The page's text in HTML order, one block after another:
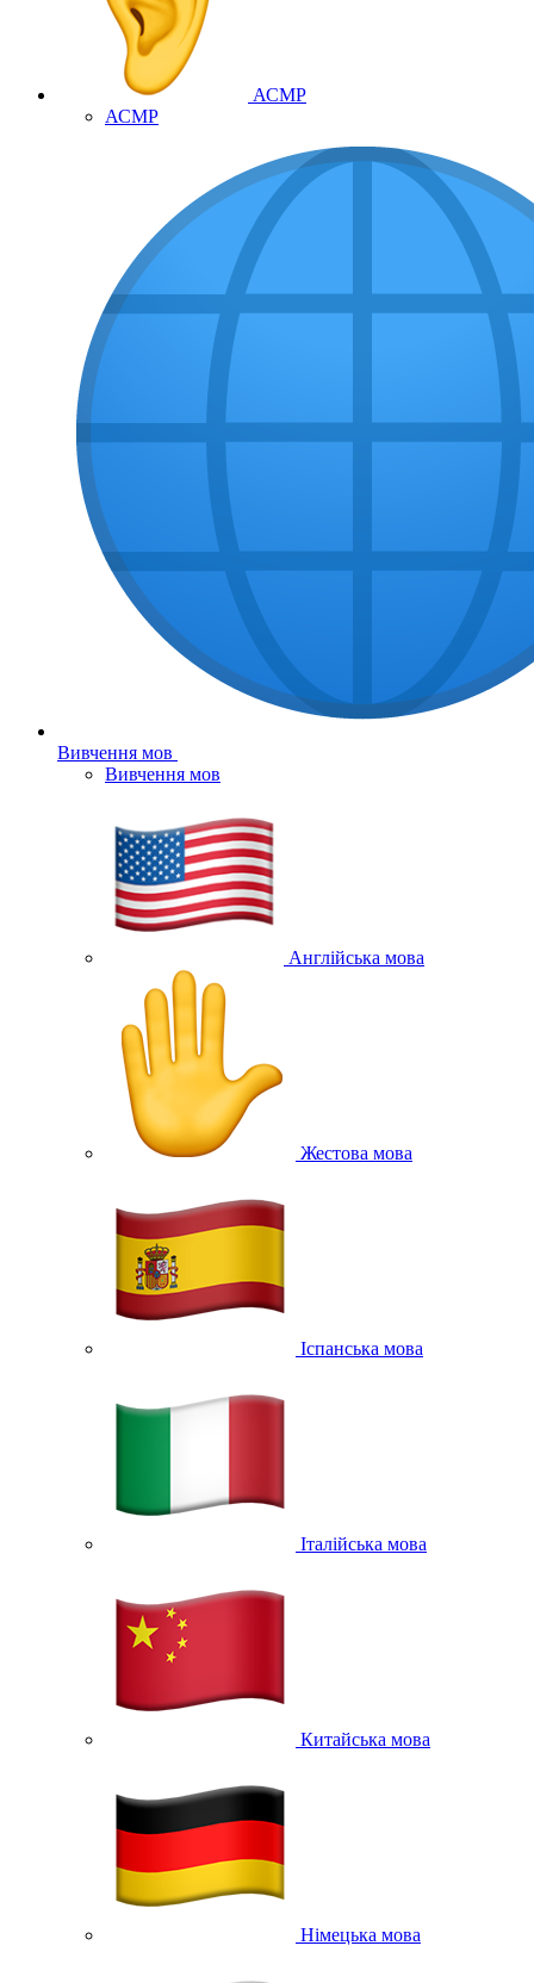
АСМР
АСМР
Вивчення мов
Вивчення мов
Англійська мова
Жестова мова
Іспанська мова
Італійська мова
Китайська мова
Німецька мова